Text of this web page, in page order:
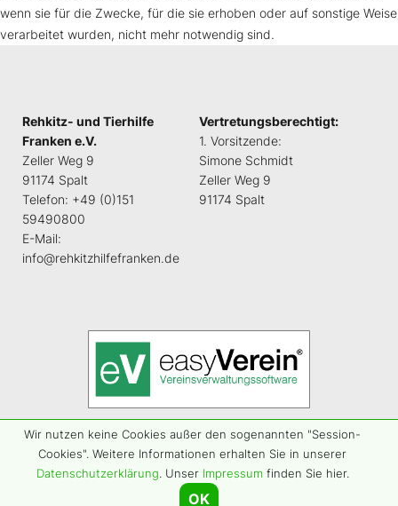
wenn sie für die Zwecke, für die sie erhoben oder auf sonstige Weise
verarbeitet wurden, nicht mehr notwendig sind.
Rehkitz- und Tierhilfe
Franken e.V.
Zeller Weg 9
91174 Spalt
Telefon: +49 (0)151
59490800
E-Mail:
info@rehkitzhilfefranken.de
Vertretungsberechtigt:
1. Vorsitzende:
Simone Schmidt
Zeller Weg 9
91174 Spalt
Wir nutzen keine Cookies außer den sogenannten "Session-
Cookies". Weitere Informationen erhalten Sie in unserer
Datenschutzerklärung. Unser Impressum finden Sie hier.
OK